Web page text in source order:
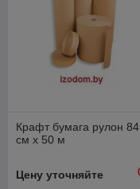
Крафт бумага рулон 84
см х 50 м
Цену уточняйте